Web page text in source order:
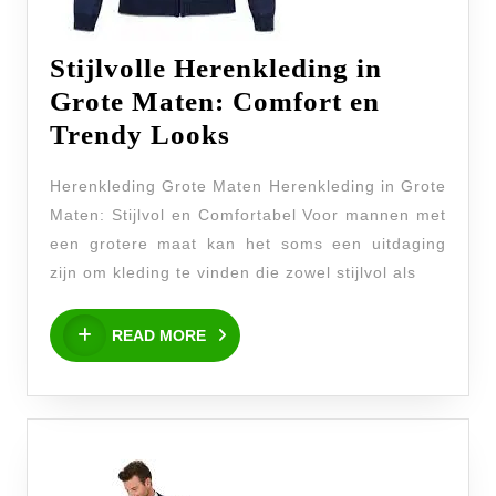
Stijlvolle Herenkleding in
Grote Maten: Comfort en
Trendy Looks
in
Grote
Maten:
en
Trendy
Looks
Herenkleding Grote Maten Herenkleding in Grote
Maten: Stijlvol en Comfortabel Voor mannen met
een grotere maat kan het soms een uitdaging
zijn om kleding te vinden die zowel stijlvol als
READ MORE
READ
MORE